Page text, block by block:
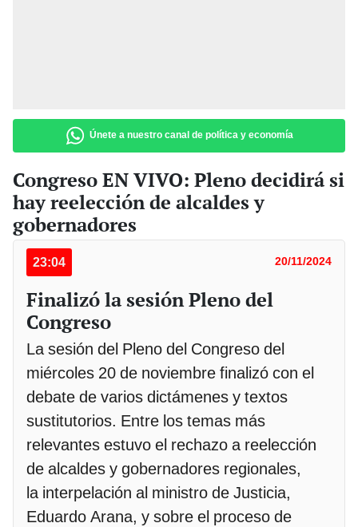
Únete a nuestro canal de política y economía
Congreso EN VIVO: Pleno decidirá si
hay reelección de alcaldes y
gobernadores
23:04 20/11/2024
Finalizó la sesión Pleno del
Congreso
La sesión del Pleno del Congreso del
miércoles 20 de noviembre finalizó con el
debate de varios dictámenes y textos
sustitutorios. Entre los temas más
relevantes estuvo el rechazo a reelección
de alcaldes y gobernadores regionales,
la interpelación al ministro de Justicia,
Eduardo Arana, y sobre el proceso de